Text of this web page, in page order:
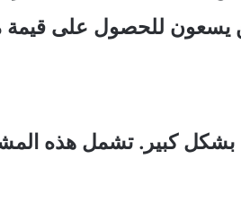
يسعون للحصول على قيمة
بشكل كبير. تشمل هذه